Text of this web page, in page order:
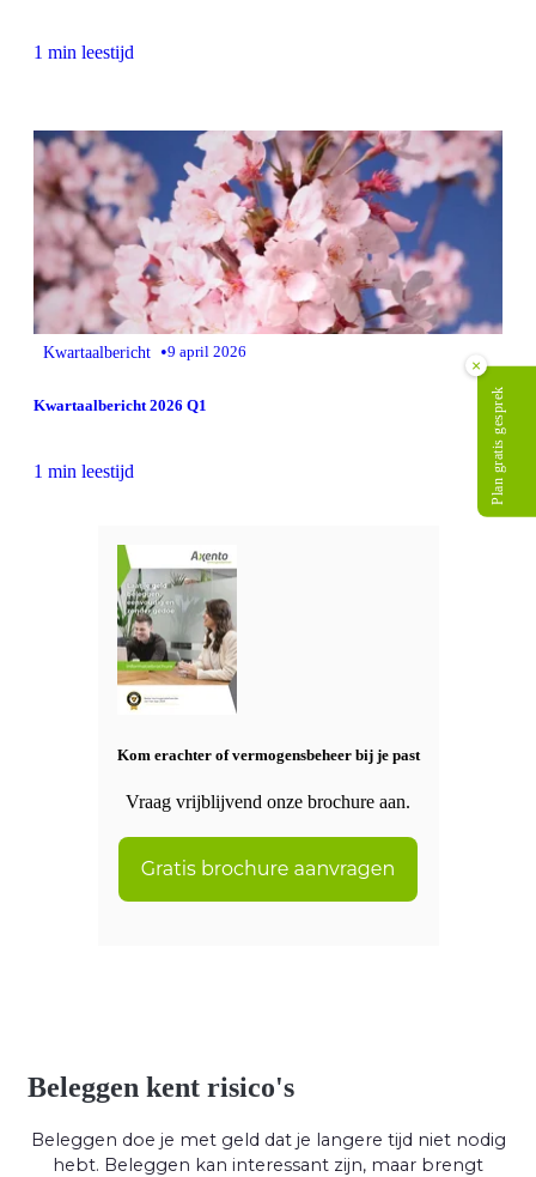
1 min leestijd
Kwartaalbericht •9 april 2026
Kwartaalbericht 2026 Q1
1 min leestijd
Kom erachter of vermogensbeheer bij je past
Vraag vrijblijvend onze brochure aan.
Beleggen kent risico's
Beleggen doe je met geld dat je langere tijd niet nodig
hebt. Beleggen kan interessant zijn, maar brengt
×
Plan gratis gesprek